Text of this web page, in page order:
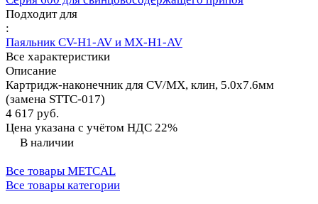
Подходит для
:
Паяльник CV-H1-AV и MX-H1-AV
Все характеристики
Описание
Картридж-наконечник для СV/MX, клин, 5.0х7.6мм
(замена STTC-017)
4 617 руб.
Цена указана с учётом НДС 22%
В наличии
Все товары METCAL
Все товары категории